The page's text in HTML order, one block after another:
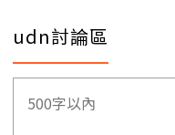
udn討論區